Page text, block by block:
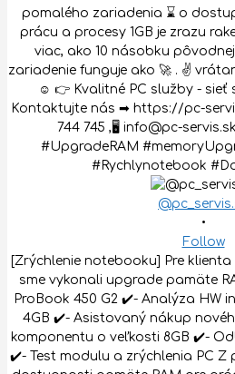
•
Follow
[Zrýchlenie notebooku] Pre
sme vykonali upgrade pamäte
ProBook 450 G2 ✔️- Analýza HW
4GB ✔️- Asistovaný nákup
komponentu o veľkosti 8GB ✔️-
✔️- Test modulu a zrýchlenia PC Z